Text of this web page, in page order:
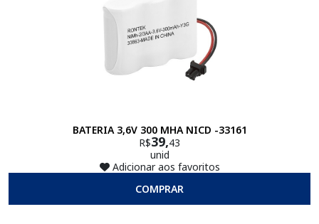
BATERIA 3,6V 300 MHA NICD -33161
R$39,43
unid
Adicionar aos favoritos
COMPRAR